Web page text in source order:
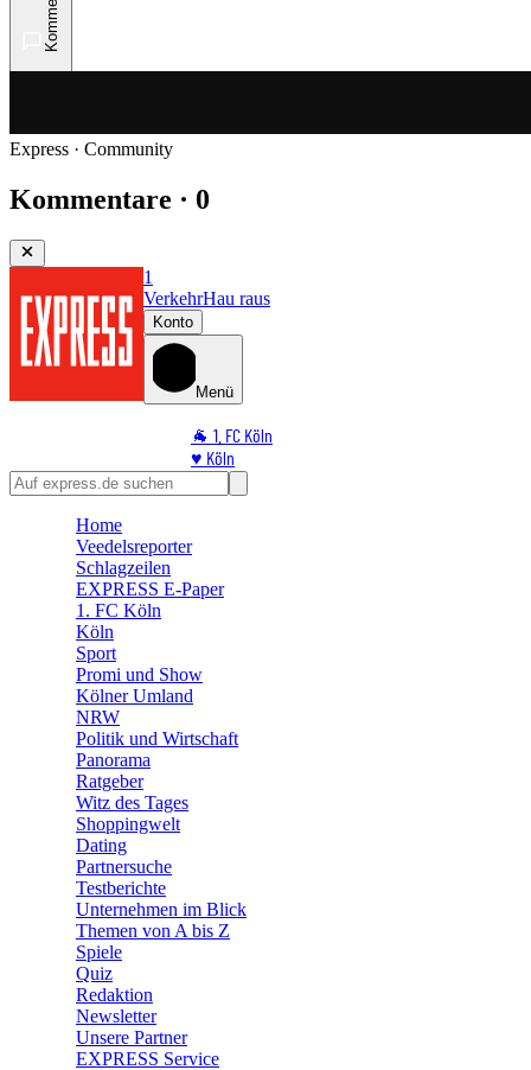
Express · Community
Kommentare · 0
1
VerkehrHau raus
Konto
Menü
🐐 1. FC Köln
♥️ Köln
⭐ Promi
🛒 Shoppingwelt
Home
Veedelsreporter
Schlagzeilen
EXPRESS E-Paper
1. FC Köln
Köln
Sport
Promi und Show
Kölner Umland
NRW
Politik und Wirtschaft
Panorama
Ratgeber
Witz des Tages
Shoppingwelt
Dating
Partnersuche
Testberichte
Unternehmen im Blick
Themen von A bis Z
Spiele
Quiz
Redaktion
Newsletter
Unsere Partner
EXPRESS Service